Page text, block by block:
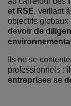
et RSE, veillant
objectifs globaux
devoir de
Ils ne se
professionnels :
entreprises se